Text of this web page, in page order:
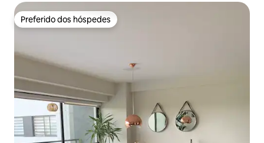
Preferido dos hóspedes
Preferido dos hóspedes